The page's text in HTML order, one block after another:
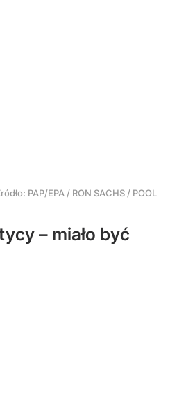
PAP/EPA / RON SACHS / POOL
– miało być